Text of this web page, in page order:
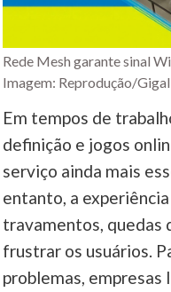
Rede Mesh garante sinal
Imagem: Reprodução/
Em tempos de
definição e jogos
serviço ainda mais
entanto, a
travamentos, quedas
frustrar os usuários.
problemas,